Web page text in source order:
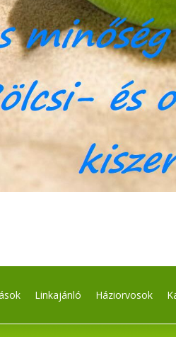
Linkajánló Háziorvosok